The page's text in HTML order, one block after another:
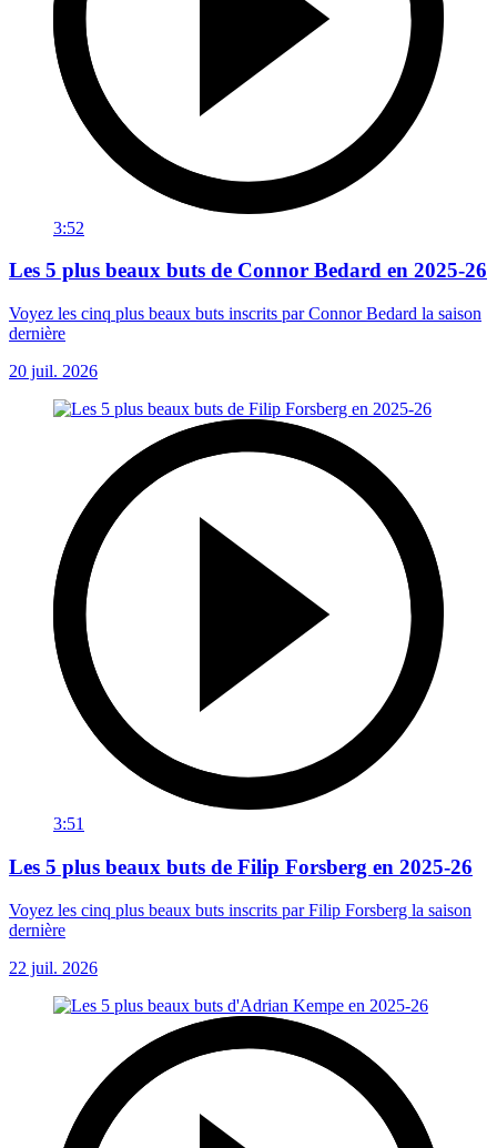
3:52
Les 5 plus beaux buts de Connor Bedard en 2025-26
Voyez les cinq plus beaux buts inscrits par Connor Bedard la saison
dernière
20 juil. 2026
3:51
Les 5 plus beaux buts de Filip Forsberg en 2025-26
Voyez les cinq plus beaux buts inscrits par Filip Forsberg la saison
dernière
22 juil. 2026